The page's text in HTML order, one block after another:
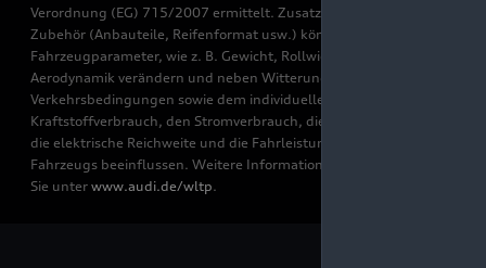
Verordnung (EG) 715/2007 ermittelt. Zusatzausstattungen und
Zubehör (Anbauteile, Reifenformat usw.) können relevante
Fahrzeugparameter, wie z. B. Gewicht, Rollwiderstand und
Aerodynamik verändern und neben Witterungs- und
Verkehrsbedingungen sowie dem individuellen Fahrverhalten den
Kraftstoffverbrauch, den Stromverbrauch, die CO₂-Emissionen,
die elektrische Reichweite und die Fahrleistungswerte eines
Fahrzeugs beeinflussen. Weitere Informationen zu WLTP finden
Sie unter www.audi.de/wltp.